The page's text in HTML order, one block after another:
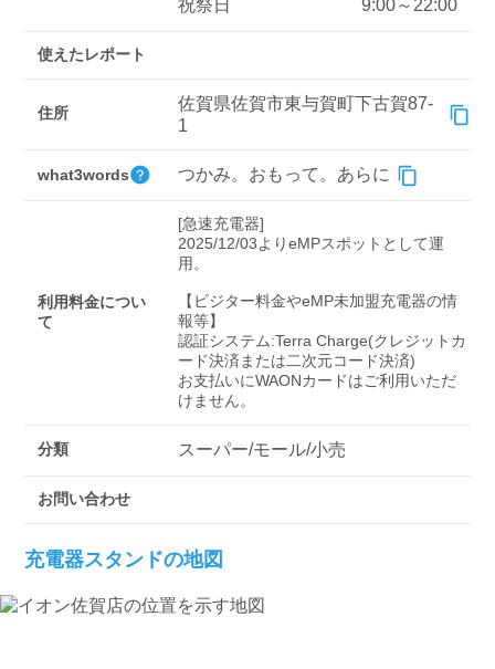
示
充電器の出力
検索する
祝祭日
9:00～22:00
使えたレポート
住所
佐賀県佐賀市東与賀町下古賀87-
1
what3words つかみ。おもって。あらに
利用料金につい
て
[急速充電器]
2025/12/03よりeMPスポットとして運
用。
【ビジター料金やeMP未加盟充電器の情
報等】
認証システム:Terra Charge(クレジットカ
ード決済または二次元コード決済)
お支払いにWAONカードはご利用いただ
けません。
分類 スーパー/モール/小売
お問い合わせ
充電器スタンドの地図